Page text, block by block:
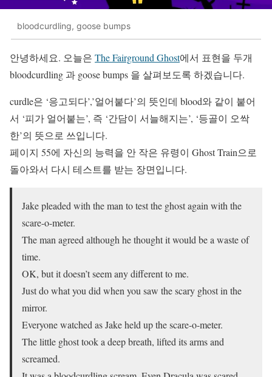
bloodcurdling, goose bumps
안녕하세요. 오늘은 The Fairground Ghost에서 표현을 두개
bloodcurdling 과 goose bumps 을 살펴보도록 하겠습니다.
curdle은 ‘응고되다’,’얼어붙다’의 뜻인데 blood와 같이 붙어
서 ‘피가 얼어붙는’, 즉 ‘간담이 서늘해지는’, ‘등골이 오싹
한’의 뜻으로 쓰입니다.
페이지 55에 자신의 능력을 안 작은 유령이 Ghost Train으로
돌아와서 다시 테스트를 받는 장면입니다.
Jake pleaded with the man to test the ghost again with the
scare-o-meter.
The man agreed although he thought it would be a waste of
time.
OK, but it doesn’t seem any different to me.
Just do what you did when you saw the scary ghost in the
mirror.
Everyone watched as Jake held up the scare-o-meter.
The little ghost took a deep breath, lifted its arms and
screamed.